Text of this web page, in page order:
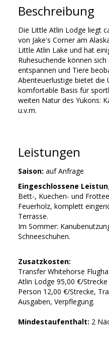
Beschreibung
Die Little Atlin Lodge liegt
von Jake's Corner am
Little Atlin Lake und hat
Ruhesuchende können
entspannen und Tiere
Abenteuerlustige bietet die
komfortable Basis für
weiten Natur des Yukons:
u.v.m.
Leistungen
Saison: auf Anfrage
Eingeschlossene
Bett-, Kuechen- und
Feuerholz, komplett
Terrasse.
Im Sommer:
Schneeschuhen.
Zusatzkosten:
Transfer Whitehorse
Atlin Lodge 95,00 €/
Person 12,00 €/Strecke,
Ausgaben, Verpflegung.
Mindestaufenthalt: 2